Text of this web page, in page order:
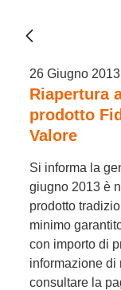
26 Giugno 2013
Riapertura
prodotto
Valore
Si informa la
giugno 2013 è
prodotto
minimo
con importo di
informazione di
consultare la